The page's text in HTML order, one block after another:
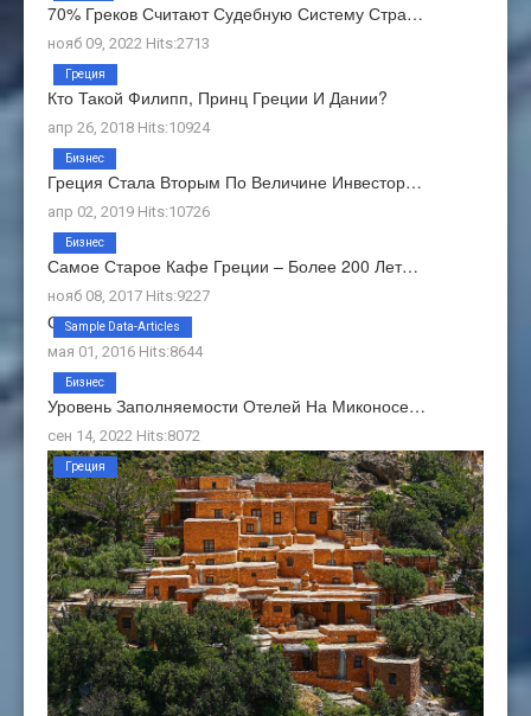
70% Греков Считают Судебную Систему Стра…
нояб 09, 2022 Hits:2713
Кто Такой Филипп, Принц Греции И Дании?
апр 26, 2018 Hits:10924
Греция
Греция Стала Вторым По Величине Инвестор…
апр 02, 2019 Hits:10726
Бизнес
Самое Старое Кафе Греции – Более 200 Лет…
нояб 08, 2017 Hits:9227
Бизнес
О Нас
мая 01, 2016 Hits:8644
Sample Data-Articles
Уровень Заполняемости Отелей На Миконосе…
сен 14, 2022 Hits:8072
Бизнес
Греция